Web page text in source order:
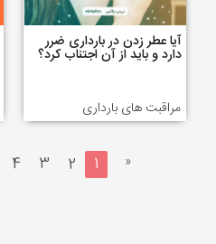
آیا عطر زدن در بارداری ضرر
دارد و باید از آن اجتناب کرد؟
مراقبت های بارداری
«
1
2
3
4